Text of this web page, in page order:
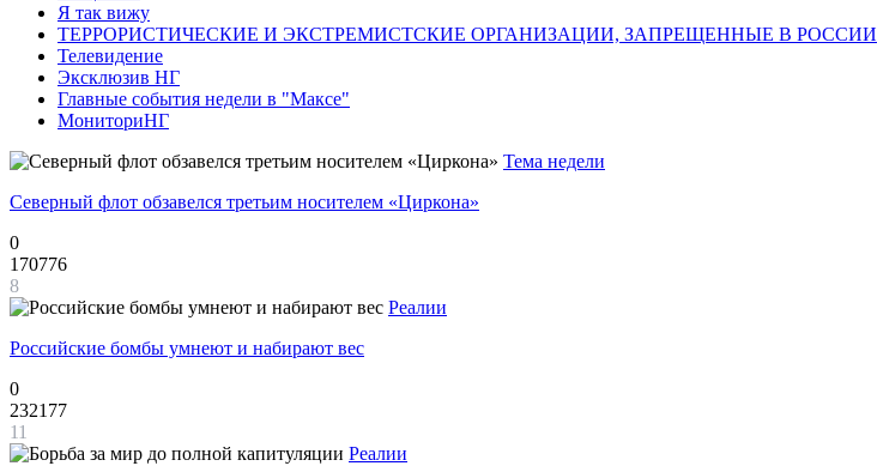
Я так вижу
ТЕРРОРИСТИЧЕСКИЕ И ЭКСТРЕМИСТСКИЕ ОРГАНИЗАЦИИ, ЗАПРЕЩЕННЫЕ В РОССИИ
Телевидение
Эксклюзив НГ
Главные события недели в "Максе"
МониториНГ
Тема недели
Северный флот обзавелся третьим носителем «Циркона»
0
170776
8
Реалии
Российские бомбы умнеют и набирают вес
0
232177
11
Реалии